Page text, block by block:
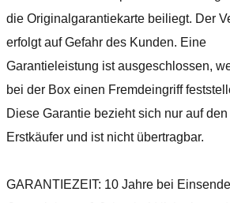
die Originalgarantiekarte beiliegt. Der
erfolgt auf Gefahr des Kunden. Eine
Garantieleistung ist ausgeschlossen,
bei der Box einen Fremdeingriff
Diese Garantie bezieht sich nur auf den
Erstkäufer und ist nicht übertragbar.
GARANTIEZEIT: 10 Jahre bei